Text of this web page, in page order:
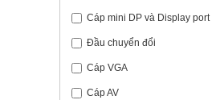
Cáp mini DP và Display port
Đầu chuyển đổi
Cáp VGA
Cáp AV